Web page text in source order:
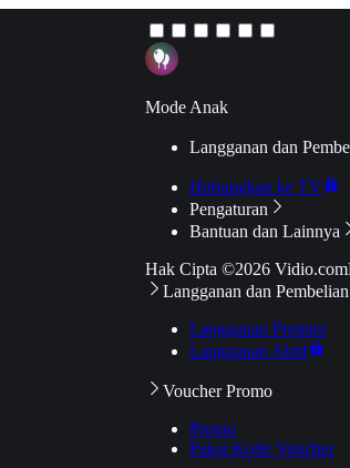
Mode Anak
Langganan dan
Hubungkan ke TV
Pengaturan
Bantuan dan Lainnya
Hak Cipta ©2026 Vidio.com
Langganan dan Pembelian
Langganan Premier
Langganan Aktif
Voucher Promo
Promo
Pakai Kode Voucher